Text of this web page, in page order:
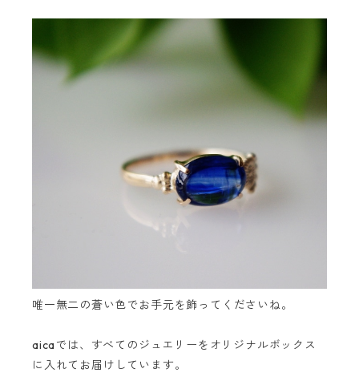
唯一無二の蒼い色でお手元を飾ってくださいね。
aicaでは、すべてのジュエリーをオリジナルボックス
に入れてお届けしています。